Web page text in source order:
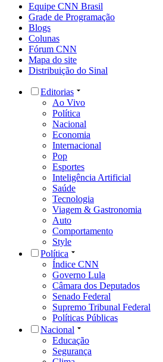
Equipe CNN Brasil
Grade de Programação
Blogs
Colunas
Fórum CNN
Mapa do site
Distribuição do Sinal
Editorias
Ao Vivo
Política
Nacional
Economia
Internacional
Pop
Esportes
Inteligência Artificial
Saúde
Tecnologia
Viagem & Gastronomia
Auto
Comportamento
Style
Política
Índice CNN
Governo Lula
Câmara dos Deputados
Senado Federal
Supremo Tribunal Federal
Políticas Públicas
Nacional
Educação
Segurança